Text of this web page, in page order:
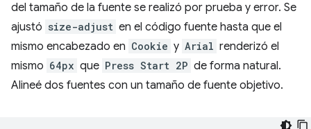
del tamaño de la fuente se realizó por prueba y error. Se
ajustó size-adjust en el código fuente hasta que el
mismo encabezado en Cookie y Arial renderizó el
mismo 64px que Press Start 2P de forma natural.
Alineé dos fuentes con un tamaño de fuente objetivo.